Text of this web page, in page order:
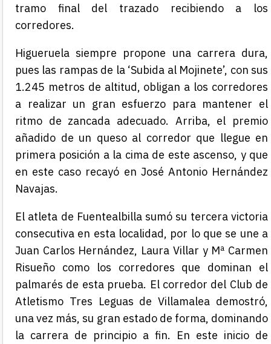
tramo final del trazado recibiendo a los
corredores.
Higueruela siempre propone una carrera dura,
pues las rampas de la ‘Subida al Mojinete’, con sus
1.245 metros de altitud, obligan a los corredores
a realizar un gran esfuerzo para mantener el
ritmo de zancada adecuado. Arriba, el premio
añadido de un queso al corredor que llegue en
primera posición a la cima de este ascenso, y que
en este caso recayó en José Antonio Hernández
Navajas.
El atleta de Fuentealbilla sumó su tercera victoria
consecutiva en esta localidad, por lo que se une a
Juan Carlos Hernández, Laura Villar y Mª Carmen
Risueño como los corredores que dominan el
palmarés de esta prueba. El corredor del Club de
Atletismo Tres Leguas de Villamalea demostró,
una vez más, su gran estado de forma, dominando
la carrera de principio a fin. En este inicio de